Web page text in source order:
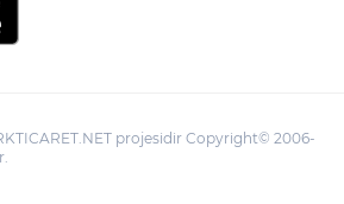
projesidir Copyright© 2006-